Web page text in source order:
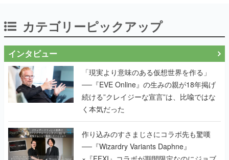
カテゴリーピックアップ
インタビュー
「現実より意味のある仮想世界を作る」
──『EVE Online』の生みの親が18年掲げ
続ける”クレイジーな宣言”は、比喩ではな
く本気だった
作り込みのすさまじさにコラボ先も驚嘆
──『Wizardry Variants Daphne』